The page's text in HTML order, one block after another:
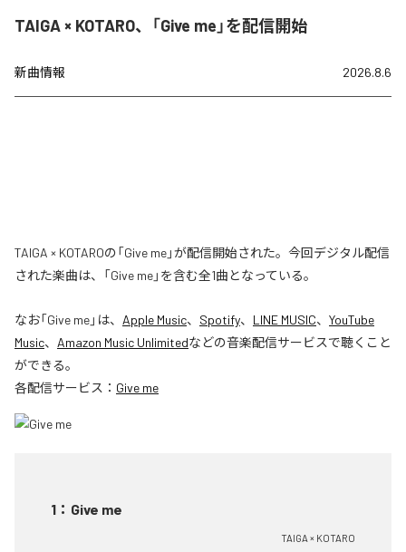
TAIGA × KOTARO、「Give me」を配信開始
新曲情報 2026.8.6
TAIGA × KOTAROの「Give me」が配信開始された。今回デジタル配信
された楽曲は、「Give me」を含む全1曲となっている。
なお「Give me」は、 Apple Music、 Spotify、 LINE MUSIC、 YouTube
Music、 Amazon Music Unlimitedなどの音楽配信サービスで聴くこと
ができる。
各配信サービス： Give me
1 ： Give me
TAIGA × KOTARO